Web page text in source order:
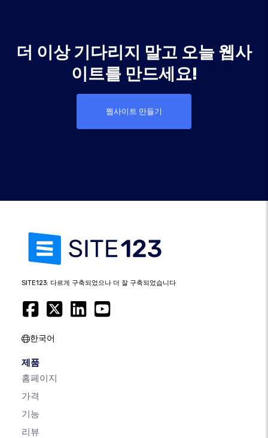
더 이상 기다리지 말고 오늘 웹사
이트를 만드세요!
웹사이트 만들기
SITE123: 다르게 구축되었으나 더 잘 구축되었습니다
한국어
제품
홈페이지
가격
기능
리뷰